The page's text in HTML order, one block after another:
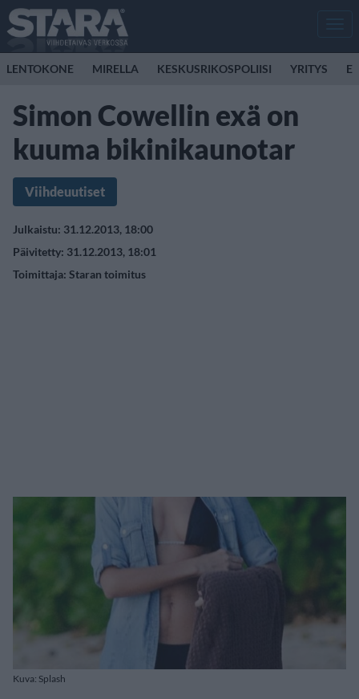
LENTOKONE MIRELLA KESKUSRIKOSPOLIISI YRITYS
Simon Cowellin exä on
kuuma bikinikaunotar
Viihdeuutiset
Julkaistu: 31.12.2013, 18:00
Päivitetty: 31.12.2013, 18:01
Toimittaja: Staran toimitus
Kuva: Splash